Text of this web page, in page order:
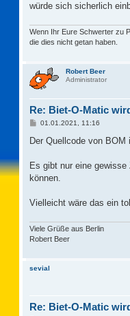
würde sich sicherlich
Wenn Ihr Eure Schwerter zu
die dies nicht getan haben.
Robert Beer
Administrator
Re: Biet-O-Matic
B
i
a
01.01.2021, 11:16
Der Quellcode von
Es gibt nur eine
können.
Vielleicht wäre das ein
Viele Grüße aus Berlin
Robert Beer
sevial
Re: Biet-O-Matic